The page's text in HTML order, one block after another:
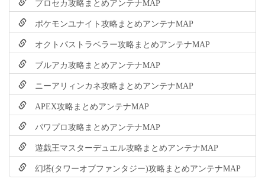
ポケモンユナイト攻略まとめアンテナMAP
オクトパストラベラー攻略まとめアンテナMAP
ブルアカ攻略まとめアンテナMAP
ニーアリィンカネ攻略まとめアンテナMAP
APEX攻略まとめアンテナMAP
パワプロ攻略まとめアンテナMAP
遊戯王マスターデュエル攻略まとめアンテナMAP
幻塔(タワーオブファンタジー)攻略まとめアンテナMAP